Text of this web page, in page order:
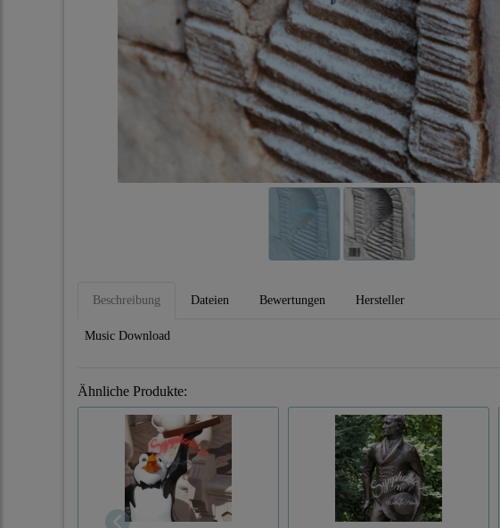
Beschreibung Dateien Bewertungen Hersteller
Music Download
Ähnliche Produkte: